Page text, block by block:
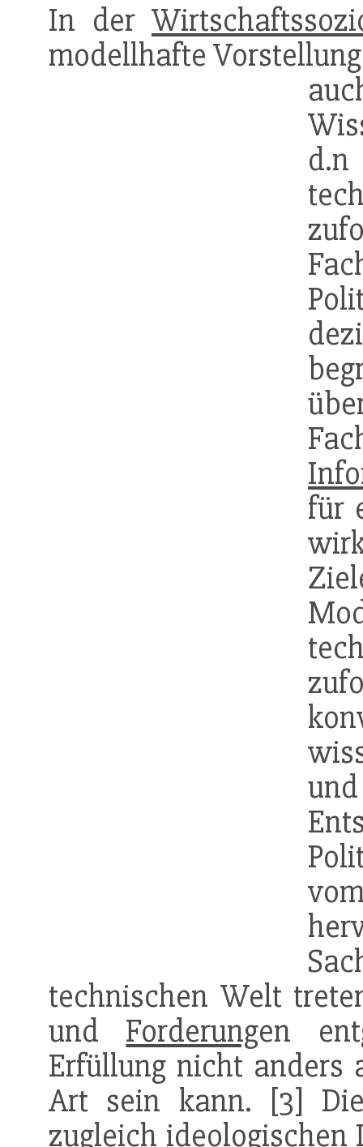
In der
modellhafte
für
technischen Welt
und Forderungen
Erfüllung nicht anders
Art sein kann. [3]
zugleich